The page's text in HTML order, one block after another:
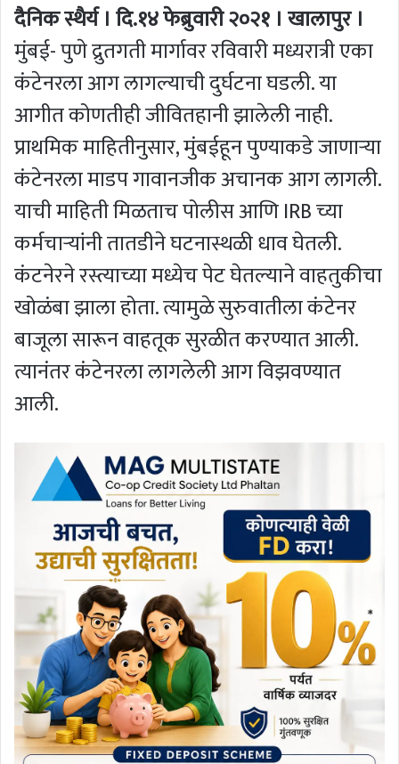
दैनिक स्थैर्य । दि.१४ फेब्रुवारी २०२१ । खालापुर ।
मुंबई- पुणे द्रुतगती मार्गावर रविवारी मध्यरात्री एका
कंटेनरला आग लागल्याची दुर्घटना घडली. या
आगीत कोणतीही जीवितहानी झालेली नाही.
प्राथमिक माहितीनुसार, मुंबईहून पुण्याकडे जाणाऱ्या
कंटेनरला माडप गावानजीक अचानक आग लागली.
याची माहिती मिळताच पोलीस आणि IRB च्या
कर्मचाऱ्यांनी तातडीने घटनास्थळी धाव घेतली.
कंटनेरने रस्त्याच्या मध्येच पेट घेतल्याने वाहतुकीचा
खोळंबा झाला होता. त्यामुळे सुरुवातीला कंटेनर
बाजूला सारून वाहतूक सुरळीत करण्यात आली.
त्यानंतर कंटेनरला लागलेली आग विझवण्यात
आली.